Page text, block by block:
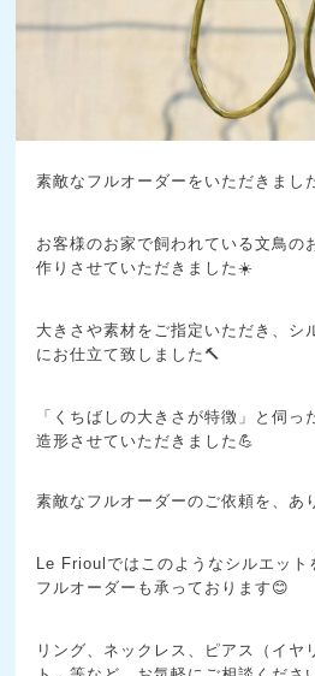
素敵なフルオーダーをいただきまし
お客様のお家で飼われている文鳥の
作りさせていただきました☀️
大きさや素材をご指定いただき、シ
にお仕立て致しました🔨
「くちばしの大きさが特徴」と伺っ
造形させていただきました💪
素敵なフルオーダーのご依頼を、あ
Le Frioulではこのようなシルエット
フルオーダーも承っております😊
リング、ネックレス、ピアス（イヤ